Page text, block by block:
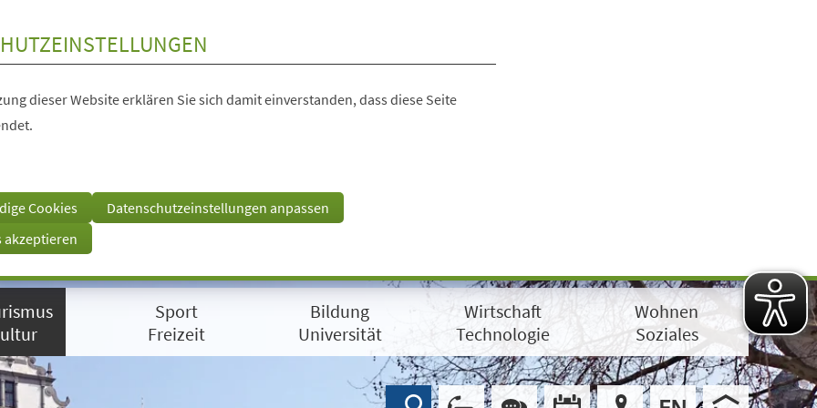
dieser Website erklären Sie sich damit einverstanden, dass diese Seite
Cookies
Datenschutzeinstellungen anpassen
akzeptieren
Sport
Freizeit
Bildung
Universität
Wirtschaft
Technologie
Wohnen
Soziales